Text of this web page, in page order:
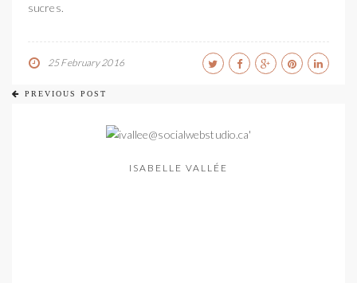
sucres.
25 February 2016
PREVIOUS POST
ISABELLE VALLÉE